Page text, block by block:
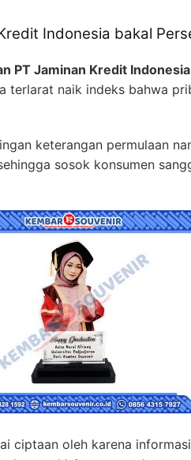
Indonesia bakal
PT Jaminan Kredit Indonesia
terlarat naik indeks bahwa
keterangan permulaan
sosok konsumen
ciptaan oleh karena